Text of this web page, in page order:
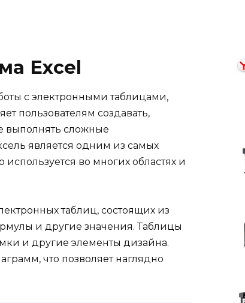
Excel
с электронными таблицами,
пользователям создавать,
выполнять сложные
является одним из самых
во многих областях и
таблиц, состоящих из
и другие значения. Таблицы
и другие элементы дизайна.
что позволяет наглядно